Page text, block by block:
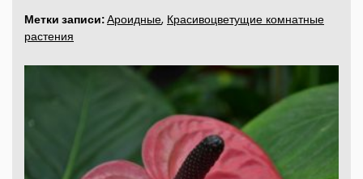
Метки записи:Ароидные, Красивоцветущие комнатные
растения